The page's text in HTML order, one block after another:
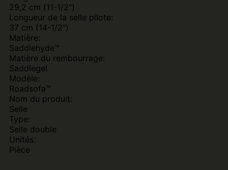
29,2 cm (11-1/2″)
Longueur de la selle pilote:
37 cm (14-1/2″)
Matière:
Saddlehyde™
Matière du rembourrage:
Saddlegel
Modèle:
Roadsofa™
Nom du produit:
Selle
Type:
Selle double
Unités:
Pièce